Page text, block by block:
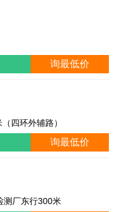
询最低价
四环外辅路）
询最低价
测厂东行300米